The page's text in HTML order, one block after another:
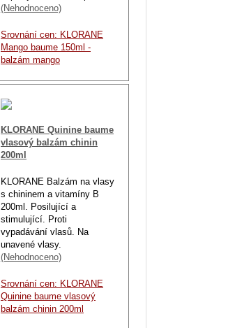
(Nehodnoceno)
Srovnání cen: KLORANE
Mango baume 150ml -
balzám mango
KLORANE Quinine baume
vlasový balzám chinin
200ml
KLORANE Balzám na vlasy
s chininem a vitamíny B
200ml. Posilující a
stimulující. Proti
vypadávání vlasů. Na
unavené vlasy.
(Nehodnoceno)
Srovnání cen: KLORANE
Quinine baume vlasový
balzám chinin 200ml